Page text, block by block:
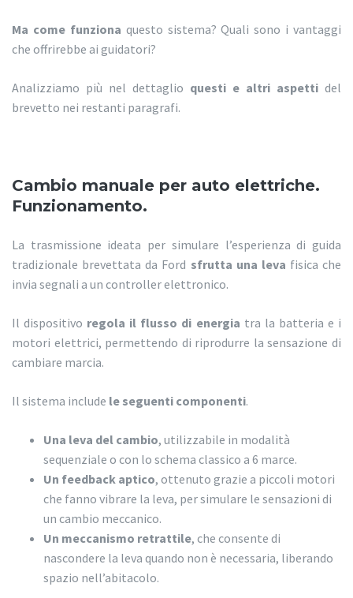
Ma come funziona questo sistema? Quali sono i vantaggi
che offrirebbe ai guidatori?
Analizziamo più nel dettaglio questi e altri aspetti del
brevetto nei restanti paragrafi.
Cambio manuale per auto elettriche.
Funzionamento.
La trasmissione ideata per simulare l’esperienza di guida
tradizionale brevettata da Ford sfrutta una leva fisica che
invia segnali a un controller elettronico.
Il dispositivo regola il flusso di energia tra la batteria e i
motori elettrici, permettendo di riprodurre la sensazione di
cambiare marcia.
Il sistema include le seguenti componenti.
Una leva del cambio, utilizzabile in modalità
sequenziale o con lo schema classico a 6 marce.
Un feedback aptico, ottenuto grazie a piccoli motori
che fanno vibrare la leva, per simulare le sensazioni di
un cambio meccanico.
Un meccanismo retrattile, che consente di
nascondere la leva quando non è necessaria, liberando
spazio nell’abitacolo.